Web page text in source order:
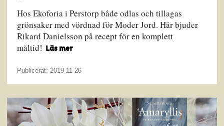
Hos Ekoforia i Perstorp både odlas och tillagas
grönsaker med vördnad för Moder Jord. Här bjuder
Rikard Danielsson på recept för en komplett
måltid!
Läs mer
Publicerat: 2019-11-26